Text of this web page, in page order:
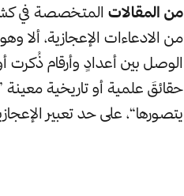
من المقالات المتخصصة في
من الادعاءات الإعجازية، ألا
الوصل بين أعدادٍ وأرقام ذُكرت
حقائقَ علمية أو تاريخية
يتصورها“، على حد تعبير